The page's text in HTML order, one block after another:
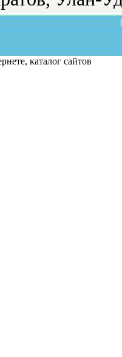
каталог сайтов